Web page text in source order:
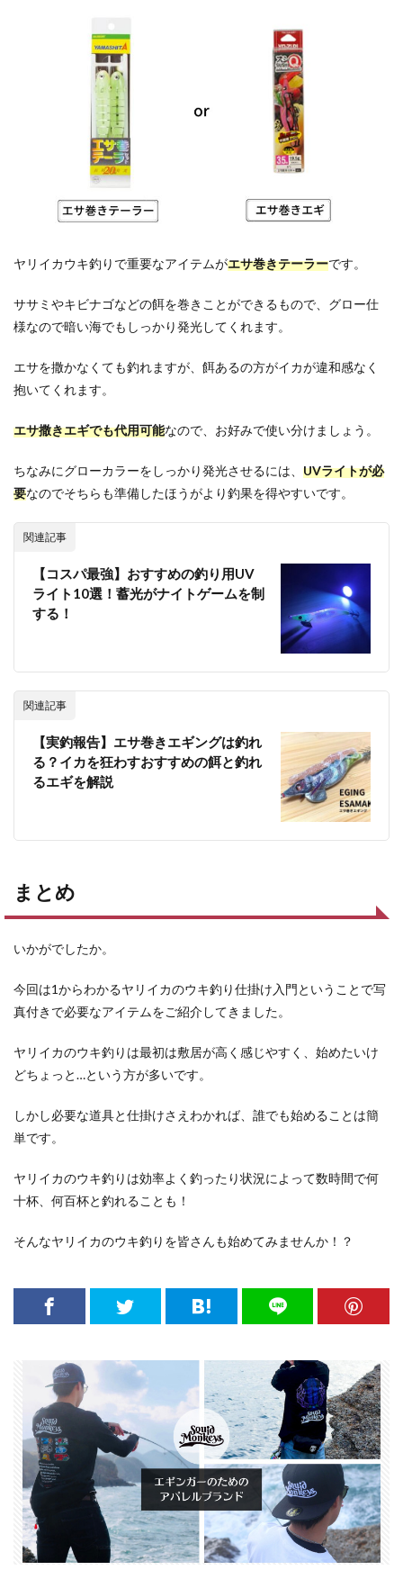
ヤリイカウキ釣りで重要なアイテムがエサ巻きテーラーです。
ササミやキビナゴなどの餌を巻きことができるもので、グロー仕
様なので暗い海でもしっかり発光してくれます。
エサを撒かなくても釣れますが、餌あるの方がイカが違和感なく
抱いてくれます。
エサ撒きエギでも代用可能なので、お好みで使い分けましょう。
ちなみにグローカラーをしっかり発光させるには、 UVライトが必
要なのでそちらも準備したほうがより釣果を得やすいです。
関連記事
【コスパ最強】おすすめの釣り用UV
ライト10選！蓄光がナイトゲームを制
する！
関連記事
【実釣報告】エサ巻きエギングは釣れ
る？イカを狂わすおすすめの餌と釣れ
るエギを解説
まとめ
いかがでしたか。
今回は1からわかるヤリイカのウキ釣り仕掛け入門ということで写
真付きで必要なアイテムをご紹介してきました。
ヤリイカのウキ釣りは最初は敷居が高く感じやすく、始めたいけ
どちょっと…という方が多いです。
しかし必要な道具と仕掛けさえわかれば、誰でも始めることは簡
単です。
ヤリイカのウキ釣りは効率よく釣ったり状況によって数時間で何
十杯、何百杯と釣れることも！
そんなヤリイカのウキ釣りを皆さんも始めてみませんか！？